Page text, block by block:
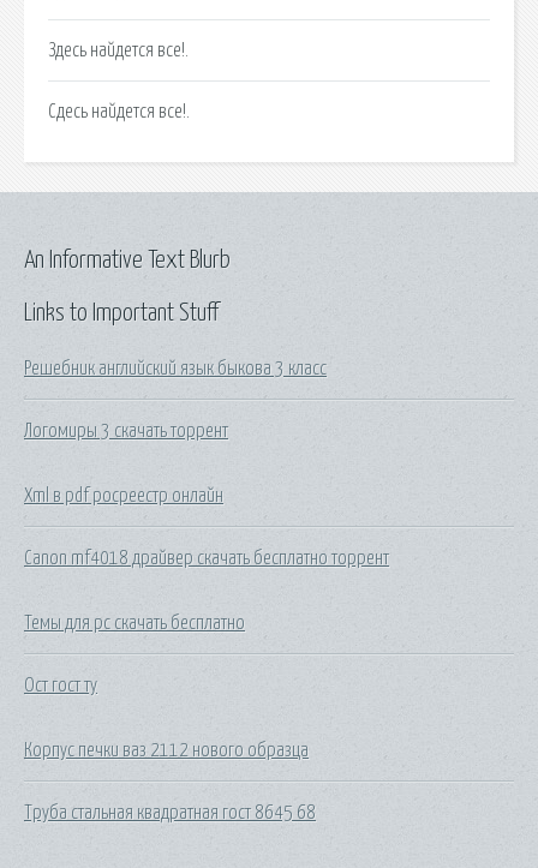
Здесь найдется все!.
Сдесь найдется все!.
Links to Important Stuff
Решебник английский язык быкова 3 класс
Логомиры 3 скачать торрент
Xml в pdf росреестр онлайн
Canon mf4018 драйвер скачать бесплатно торрент
Темы для рс скачать бесплатно
Ост гост ту
Корпус печки ваз 2112 нового образца
Труба стальная квадратная гост 8645 68
An Informative Text Blurb